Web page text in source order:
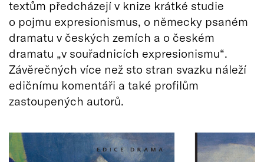
textům předcházejí v knize krátké studie
o pojmu expresionismus, o německy psaném
dramatu v českých zemích a o českém
dramatu „v souřadnicích expresionismu“.
Závěrečných více než sto stran svazku náleží
edičnímu komentáři a také profilům
zastoupených autorů.